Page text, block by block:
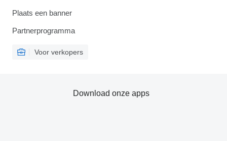
Plaats een banner
Partnerprogramma
Voor verkopers
Download onze apps